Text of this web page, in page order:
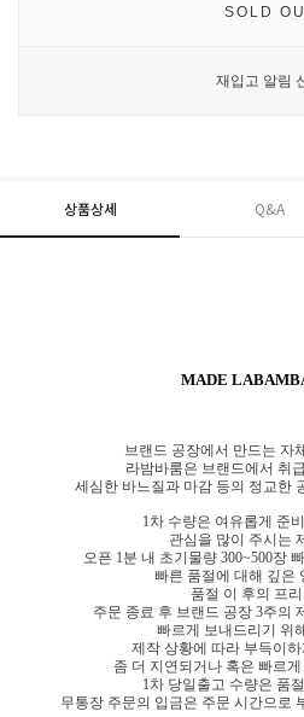
SOLD
재입고 알림
상품상세 Q&A
MADE
브랜드 공장에서 만드는 자
라밤바룸은 브랜드에서 취
세심한 바느질과 마감 등의 정교한
1차 수량은 여유롭게 준
관심을 많이 주시는
오픈 1분 내 초기물량 300~500장
빠른 품절에 대해 깊은
품절 이 후의 프
주문 종료 후 브랜드 공장 3주의
빠르게 보내드리기 위
제작 상황에 따라 부득이
좀 더 지연되거나 혹은 빠르
1차 당일출고 수량은 품
무통장 주문의 입금은 주문 시간으로